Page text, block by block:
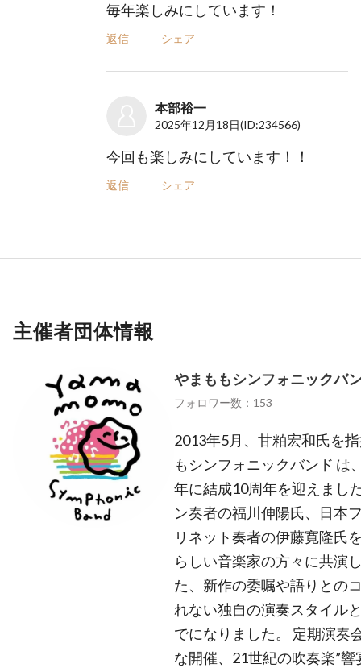
毎年楽しみにしています！
返信 シェア
本部裕一
2025年12月18日(ID:234566)
今回も楽しみにしています！！
返信 シェア
主催者団体情報
やまももシンフォニックバ
フォロワー数：153
2013年5月、甘粕宏和氏を
もシンフォニックバンド は
年に結成10周年を迎えまし
ン奏者の福川伸陽氏、日本
リネット奏者の伊藤寛隆氏
らしい音楽家の方々に共演
た、新作の委嘱や語りとの
れない独自の演奏スタイル
でになりました。 定期演奏
な開催、21世紀の吹奏楽”